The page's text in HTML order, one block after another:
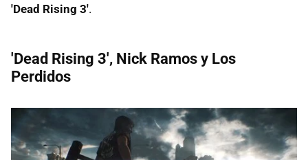
'Dead Rising 3'.
'Dead Rising 3', Nick Ramos y Los
Perdidos